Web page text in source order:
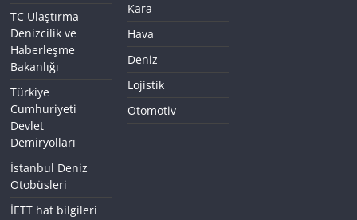
TC Ulaştırma
Denizcilik ve
Haberleşme
Bakanlığı
Türkiye
Cumhuriyeti
Devlet
Demiryolları
İstanbul Deniz
Otobüsleri
İETT hat bilgileri
Kara
Hava
Deniz
Lojistik
Otomotiv